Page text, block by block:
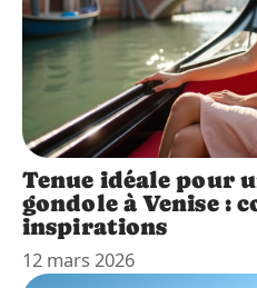
Tenue idéale pour
gondole à Venise :
inspirations
12 mars 2026